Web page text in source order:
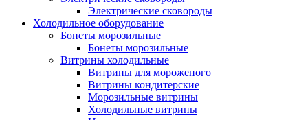
Электрические сковороды
Холодильное оборудование
Бонеты морозильные
Бонеты морозильные
Витрины холодильные
Витрины для мороженого
Витрины кондитерские
Морозильные витрины
Холодильные витрины